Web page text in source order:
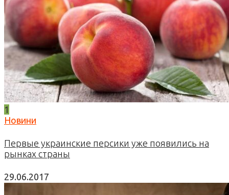
1
Новини
Первые украинские персики уже появились на
рынках страны
29.06.2017